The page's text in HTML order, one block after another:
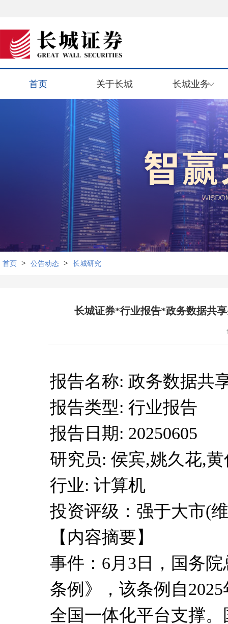
首页 关于长城 长城业务
首页 > 公告动态 > 长城研究
长城证券*行业报告*政务数据共
报告名称: 政务数据共
报告类型: 行业报告
报告日期: 20250605
研究员: 侯宾,姚久花,
行业: 计算机
投资评级：强于大市(
【内容摘要】
事件：6月3日，国务
条例》，该条例自
全国一体化平台支撑